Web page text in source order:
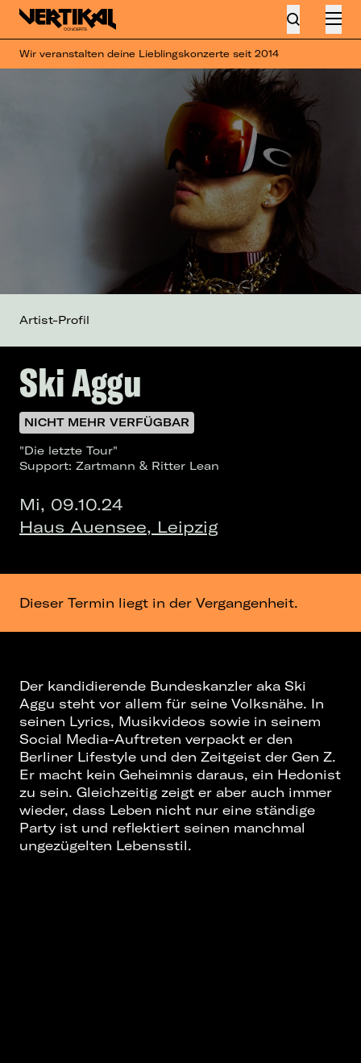
Wir veranstalten deine Lieblingskonzerte seit 2014
Ski Aggu
NICHT MEHR VERFÜGBAR
"Die letzte Tour"
Support: Zartmann & Ritter Lean
Mi, 09.10.24
Haus Auensee, Leipzig
Artist-Profil
Dieser Termin liegt in der Vergangenheit.
Der kandidierende Bundeskanzler aka Ski
Aggu steht vor allem für seine Volksnähe. In
seinen Lyrics, Musikvideos sowie in seinem
Social Media-Auftreten verpackt er den
Berliner Lifestyle und den Zeitgeist der Gen Z.
Er macht kein Geheimnis daraus, ein Hedonist
zu sein. Gleichzeitig zeigt er aber auch immer
wieder, dass Leben nicht nur eine ständige
Party ist und reflektiert seinen manchmal
ungezügelten Lebensstil.